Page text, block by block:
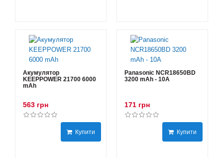
Акумулятор
KEEPPOWER 21700 6000
mAh
563 грн
Купити
Panasonic NCR18650BD
3200 mAh - 10А
171 грн
Купити